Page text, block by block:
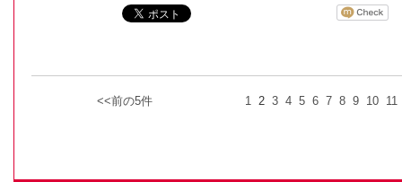
<<前の5件 1 2 3 4 5 6 7 8 9 10 11